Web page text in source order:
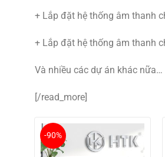
+ Lắp đặt hệ thống âm thanh
+ Lắp đặt hệ thống âm thanh
Và nhiều các dự án khác nữa…
[/read_more]
-90%